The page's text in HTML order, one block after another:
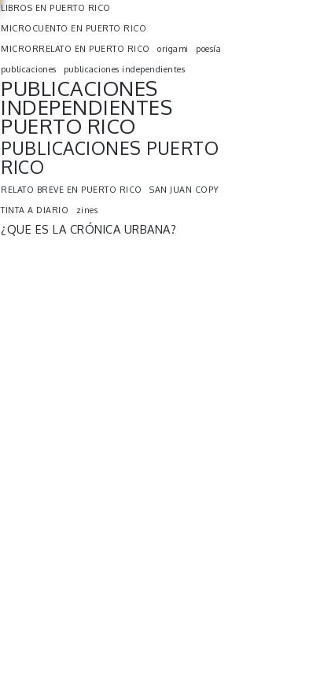
LIBROS EN PUERTO RICO
MICROCUENTO EN PUERTO RICO
MICRORRELATO EN PUERTO RICO
origami
poesía
publicaciones
publicaciones independientes
PUBLICACIONES
INDEPENDIENTES
PUERTO RICO
PUBLICACIONES PUERTO
RICO
RELATO BREVE EN PUERTO RICO
SAN JUAN COPY
TINTA A DIARIO
zines
¿QUE ES LA CRÓNICA URBANA?